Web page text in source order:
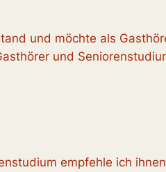
und möchte als
und
empfehle ich